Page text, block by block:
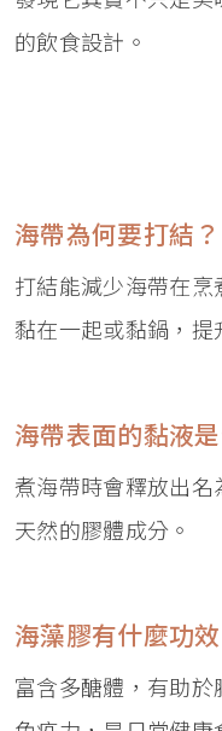
的飲食設計。
海帶為何要打結？
打結能減少海帶在
黏在一起或黏鍋，提
海帶表面的黏液
煮海帶時會釋放出
天然的膠體成分。
海藻膠有什麼功效
富含多醣體，有助